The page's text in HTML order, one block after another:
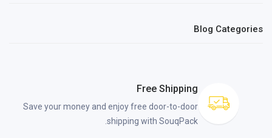
Blog Categories
Free Shipping
Save your money and enjoy free door-to-door
shipping with SouqPack.